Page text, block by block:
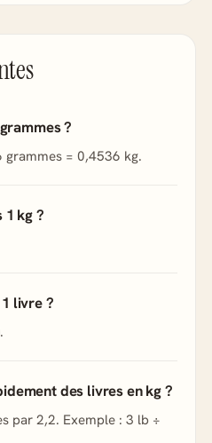
?
grammes = 0,4536 kg.
1 kg ?
livre ?
des livres en kg ?
par 2,2. Exemple : 3 lb ÷